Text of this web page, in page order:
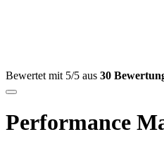
Bewertet mit 5/5 aus 30
Performance